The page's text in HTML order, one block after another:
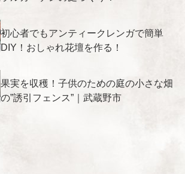
初心者でもアンティークレンガで簡単
DIY！おしゃれ花壇を作る！
果実を収穫！子供のための庭の小さな畑
の”誘引フェンス”｜武蔵野市